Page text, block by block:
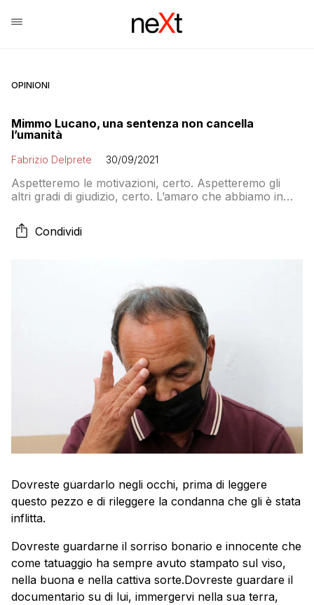
OPINIONI
Mimmo Lucano, una sentenza non cancella
l’umanità
Fabrizio Delprete 30/09/2021
Aspetteremo le motivazioni, certo. Aspetteremo gli
altri gradi di giudizio, certo. L’amaro che abbiamo in
Condividi
Dovreste guardarlo negli occhi, prima di leggere
questo pezzo e di rileggere la condanna che gli è stata
inflitta.
Dovreste guardarne il sorriso bonario e innocente che
come tatuaggio ha sempre avuto stampato sul viso,
nella buona e nella cattiva sorte.Dovreste guardare il
documentario su di lui, immergervi nella sua terra,